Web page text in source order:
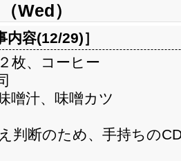
Wed）
内容(12/29)］
枚、コーヒー
噌汁、味噌カツ
判断のため、手持ちの